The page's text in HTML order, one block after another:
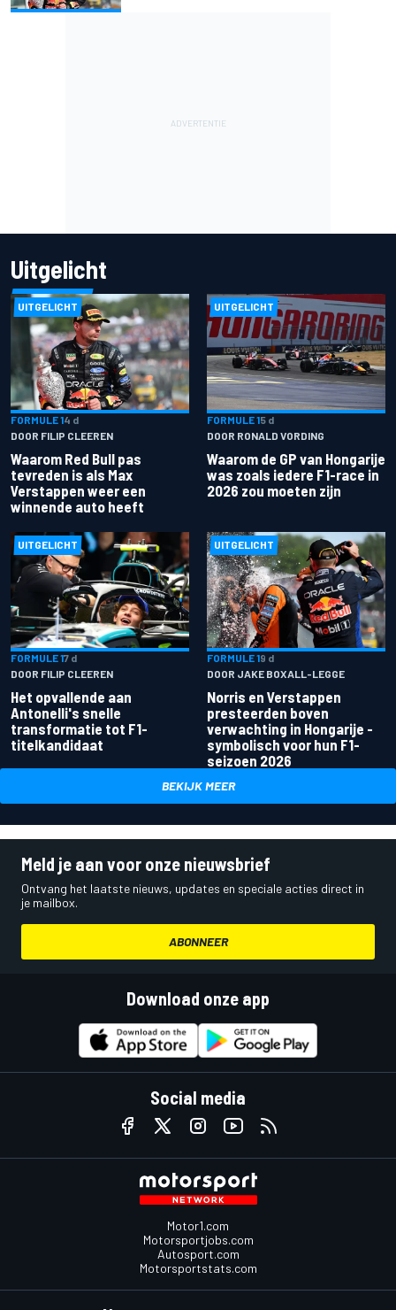
Uitgelicht
UITGELICHT
FORMULE 14 d
DOOR FILIP CLEEREN
Waarom Red Bull pas
tevreden is als Max
Verstappen weer een
winnende auto heeft
UITGELICHT
FORMULE 15 d
DOOR RONALD VORDING
Waarom de GP van Hongarije
was zoals iedere F1-race in
2026 zou moeten zijn
UITGELICHT
FORMULE 17 d
DOOR FILIP CLEEREN
Het opvallende aan
Antonelli's snelle
transformatie tot F1-
titelkandidaat
UITGELICHT
FORMULE 19 d
DOOR JAKE BOXALL-LEGGE
Norris en Verstappen
presteerden boven
verwachting in Hongarije -
symbolisch voor hun F1-
seizoen 2026
BEKIJK MEER
Meld je aan voor onze nieuwsbrief
Ontvang het laatste nieuws, updates en speciale acties direct in
je mailbox.
ABONNEER
Download onze app
Social media
Motor1.com
Motorsportjobs.com
Autosport.com
Motorsportstats.com